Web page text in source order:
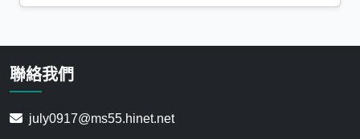
聯絡我們
july0917@ms55.hinet.net